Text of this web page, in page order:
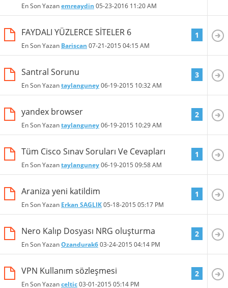
En Son Yazanemreaydin 05-23-2016 11:20 AM
FAYDALI YÜZLERCE SİTELER 6
En Son Yazan Bariscan 07-21-2015 04:15 AM
1
Santral Sorunu
En Son Yazantaylanguney06-19-2015 10:32 AM
3
yandex browser
En Son Yazantaylanguney06-19-2015 10:29 AM
2
Tüm Cisco Sınav Soruları Ve Cevapları
En Son Yazantaylanguney06-19-2015 09:58 AM
1
Araniza yeni katildim
En Son Yazan Erkan SAGLIK05-18-2015 05:17 PM
1
Nero Kalıp Dosyası NRG oluşturma
En Son YazanOzandurak603-24-2015 04:14 PM
2
VPN Kullanım sözleşmesi
En Son Yazanceltic03-01-2015 05:14 PM
2